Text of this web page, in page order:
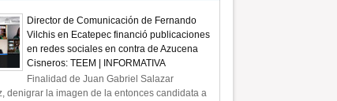
Director de Comunicación de Fernando
Vilchis en Ecatepec financió publicaciones
en redes sociales en contra de Azucena
Cisneros: TEEM | INFORMATIVA
Finalidad de Juan Gabriel Salazar
denigrar la imagen de la entonces candidata a